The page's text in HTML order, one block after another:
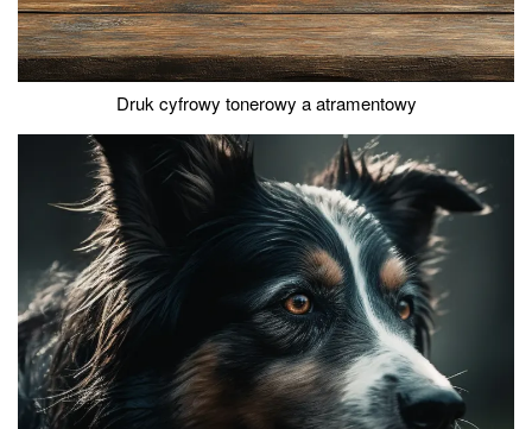
Druk cyfrowy tonerowy a atramentowy